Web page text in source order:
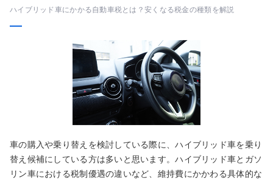
ハイブリッド車にかかる自動車税とは？安くなる税金の種類を解説
車の購入や乗り替えを検討している際に、ハイブリッド車を乗り
替え候補にしている方は多いと思います。ハイブリッド車とガソ
リン車における税制優遇の違いなど、維持費にかかわる具体的な